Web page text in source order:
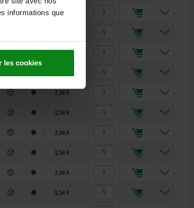
informations que
les cookies
1,60 €
1,60 €
2,34 €
2,34 €
2,34 €
2,34 €
2,34 €
2,34 €